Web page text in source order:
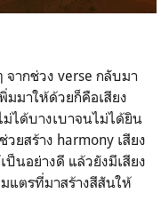
จากช่วง verse กลับมา
มมาให้ด้วยก็คือเสียง
ได้บางเบาจนไม่ได้ยิน
ยสร้าง harmony เสียง
นอย่างดี แล้วยังมีเสียง
แตรที่มาสร้างสีสันให้